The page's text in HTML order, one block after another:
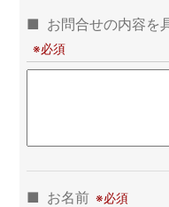
お問合せの内容を
お名前